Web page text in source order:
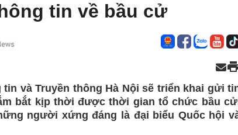
tin về bầu cử
tin và Truyền thông Hà Nội sẽ triển khai gửi
bắt kịp thời được thời gian tổ chức bầu
người xứng đáng là đại biểu Quốc hội